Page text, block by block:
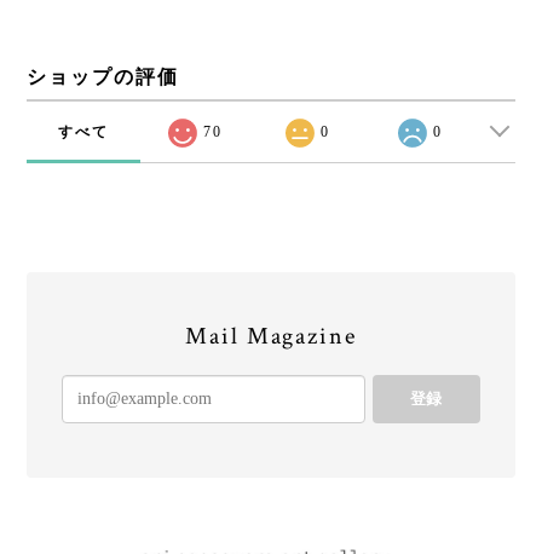
ショップの評価
すべて 70 0 0
Mail Magazine
登録